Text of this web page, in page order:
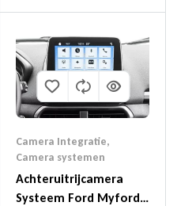
Camera Integratie,
Camera systemen
Achteruitrijcamera
Systeem Ford Myford